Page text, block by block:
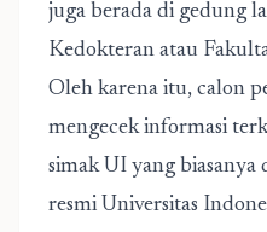
juga berada di gedung
Kedokteran atau
Oleh karena itu, calon
mengecek informasi
simak UI yang
resmi Universitas